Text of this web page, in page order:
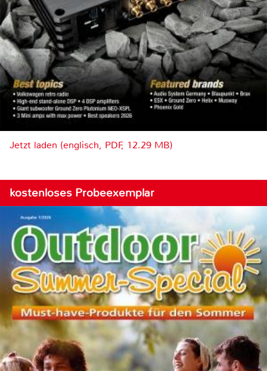
Jetzt laden (englisch, PDF, 12.29 MB)
kostenloses Probeexemplar